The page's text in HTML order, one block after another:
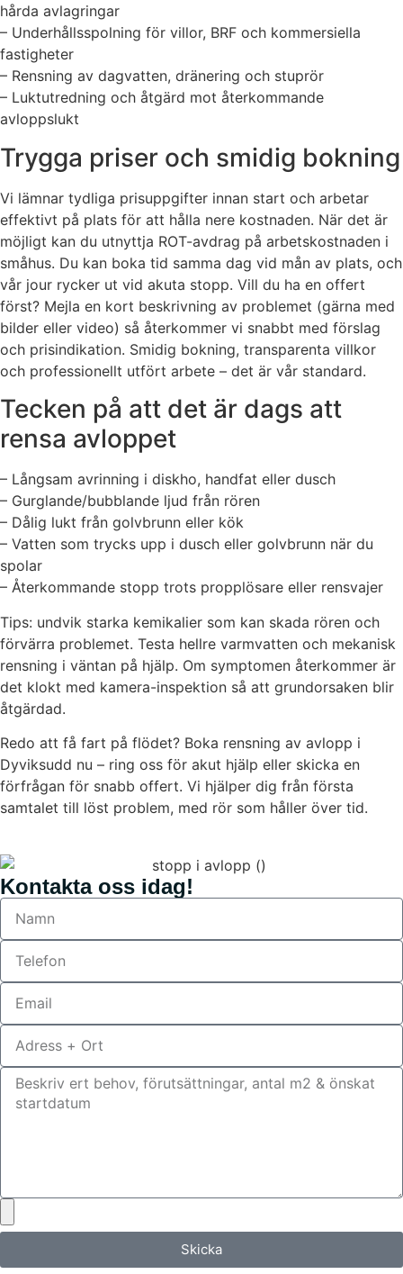
hårda avlagringar
– Underhållsspolning för villor, BRF och kommersiella
fastigheter
– Rensning av dagvatten, dränering och stuprör
– Luktutredning och åtgärd mot återkommande
avloppslukt
Trygga priser och smidig bokning
Vi lämnar tydliga prisuppgifter innan start och arbetar
effektivt på plats för att hålla nere kostnaden. När det är
möjligt kan du utnyttja ROT-avdrag på arbetskostnaden i
småhus. Du kan boka tid samma dag vid mån av plats, och
vår jour rycker ut vid akuta stopp. Vill du ha en offert
först? Mejla en kort beskrivning av problemet (gärna med
bilder eller video) så återkommer vi snabbt med förslag
och prisindikation. Smidig bokning, transparenta villkor
och professionellt utfört arbete – det är vår standard.
Tecken på att det är dags att
rensa avloppet
– Långsam avrinning i diskho, handfat eller dusch
– Gurglande/bubblande ljud från rören
– Dålig lukt från golvbrunn eller kök
– Vatten som trycks upp i dusch eller golvbrunn när du
spolar
– Återkommande stopp trots propplösare eller rensvajer
Tips: undvik starka kemikalier som kan skada rören och
förvärra problemet. Testa hellre varmvatten och mekanisk
rensning i väntan på hjälp. Om symptomen återkommer är
det klokt med kamera-inspektion så att grundorsaken blir
åtgärdad.
Redo att få fart på flödet? Boka rensning av avlopp i
Dyviksudd nu – ring oss för akut hjälp eller skicka en
förfrågan för snabb offert. Vi hjälper dig från första
samtalet till löst problem, med rör som håller över tid.
Kontakta oss idag!
Skicka